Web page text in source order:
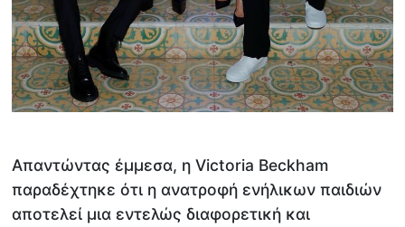
Απαντώντας έμμεσα, η Victoria Beckham
παραδέχτηκε ότι η ανατροφή ενήλικων παιδιών
αποτελεί μια εντελώς διαφορετική και